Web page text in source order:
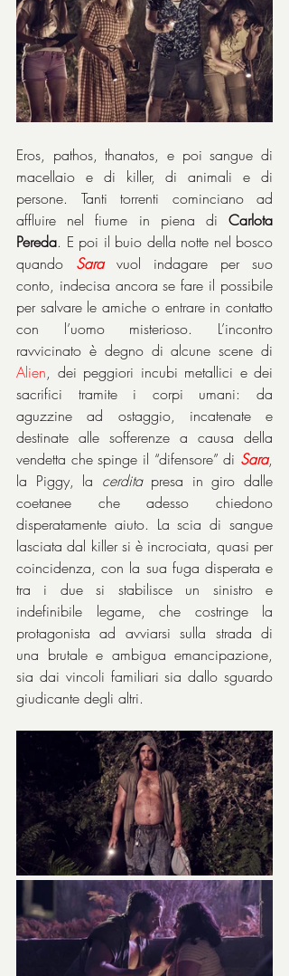
Eros, pathos, thanatos, e poi sangue di
macellaio e di killer, di animali e di
persone. Tanti torrenti cominciano ad
affluire nel fiume in piena di Carlota
Pereda. E poi il buio della notte nel bosco
quando Sara vuol indagare per suo
conto, indecisa ancora se fare il possibile
per salvare le amiche o entrare in contatto
con l’uomo misterioso. L’incontro
Alien, dei peggiori incubi metallici e dei
sacrifici tramite i corpi umani: da
aguzzine ad ostaggio, incatenate e
destinate alle sofferenze a causa della
vendetta che spinge il “difensore” di Sara,
la Piggy, la cerdita presa in giro dalle
coetanee che adesso chiedono
disperatamente aiuto. La scia di sangue
lasciata dal killer si è incrociata, quasi per
coincidenza, con la sua fuga disperata e
tra i due si stabilisce un sinistro e
indefinibile legame, che costringe la
protagonista ad avviarsi sulla strada di
una brutale e ambigua emancipazione,
sia dai vincoli familiari sia dallo sguardo
giudicante degli altri.